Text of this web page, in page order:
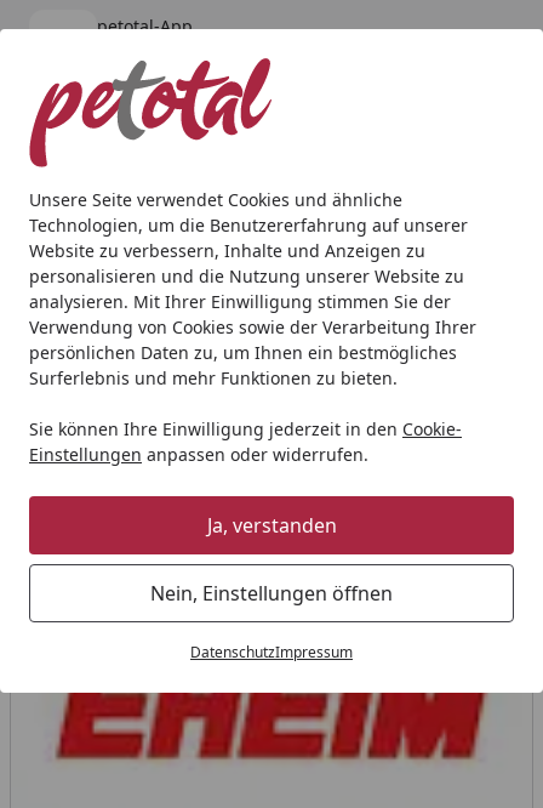
Unsere Seite verwendet Cookies und ähnliche
Technologien, um die Benutzererfahrung auf unserer
Website zu verbessern, Inhalte und Anzeigen zu
personalisieren und die Nutzung unserer Website zu
analysieren. Mit Ihrer Einwilligung stimmen Sie der
Verwendung von Cookies sowie der Verarbeitung Ihrer
persönlichen Daten zu, um Ihnen ein bestmögliches
Surferlebnis und mehr Funktionen zu bieten.
Sie können Ihre Einwilligung jederzeit in den Cookie-
Einstellungen anpassen oder widerrufen.
Ja, verstanden
Nein, Einstellungen öffnen
DatenschutzImpressum
petotal-App
kostenlos - Im App Store
Alle Produkte
Mein Konto
Suchen
Startseite
Aquaristik Aquarienfilter, Pumpen & Zubehör
EHEIM 7271100 Sauger Ersatzteil
4.8